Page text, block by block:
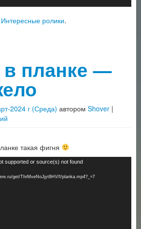
Интересные ролики.
в планке —
2024 г (Среда) автором Shover |
такая фигня
supported or source(s) not found
get/ThrMveNoJjyt8HV/f/planka.mp4?_=7